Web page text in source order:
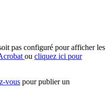
pas configuré pour afficher les
ou cliquez ici pour
vous pour publier un